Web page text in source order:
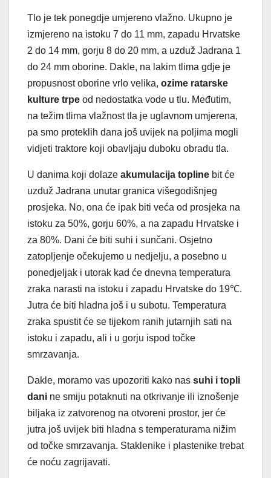
Tlo je tek ponegdje umjereno vlažno. Ukupno je
izmjereno na istoku 7 do 11 mm, zapadu Hrvatske
2 do 14 mm, gorju 8 do 20 mm, a uzduž Jadrana 1
do 24 mm oborine. Dakle, na lakim tlima gdje je
propusnost oborine vrlo velika, ozime ratarske
kulture trpe od nedostatka vode u tlu. Međutim,
na težim tlima vlažnost tla je uglavnom umjerena,
pa smo proteklih dana još uvijek na poljima mogli
vidjeti traktore koji obavljaju duboku obradu tla.
U danima koji dolaze akumulacija topline bit će
uzduž Jadrana unutar granica višegodišnjeg
prosjeka. No, ona će ipak biti veća od prosjeka na
istoku za 50%, gorju 60%, a na zapadu Hrvatske i
za 80%. Dani će biti suhi i sunčani. Osjetno
zatopljenje očekujemo u nedjelju, a posebno u
ponedjeljak i utorak kad će dnevna temperatura
zraka narasti na istoku i zapadu Hrvatske do 19℃.
Jutra će biti hladna još i u subotu. Temperatura
zraka spustit će se tijekom ranih jutarnjih sati na
istoku i zapadu, ali i u gorju ispod točke
smrzavanja.
Dakle, moramo vas upozoriti kako nas suhi i topli
dani ne smiju potaknuti na otkrivanje ili iznošenje
biljaka iz zatvorenog na otvoreni prostor, jer će
jutra još uvijek biti hladna s temperaturama nižim
od točke smrzavanja. Staklenike i plastenike trebat
će noću zagrijavati.